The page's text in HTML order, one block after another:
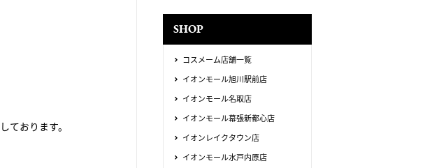
ております。
SHOP
コスメーム店舗一覧
イオンモール旭川駅前店
イオンモール名取店
イオンモール幕張新都心店
イオンレイクタウン店
イオンモール水戸内原店